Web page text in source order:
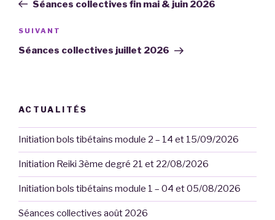
l’article
Séances collectives fin mai & juin 2026
Article
suivant
SUIVANT
Séances collectives juillet 2026
ACTUALITÉS
Initiation bols tibétains module 2 – 14 et 15/09/2026
Initiation Reiki 3ème degré 21 et 22/08/2026
Initiation bols tibétains module 1 – 04 et 05/08/2026
Séances collectives août 2026